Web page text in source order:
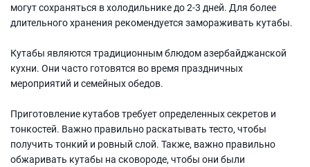
могут сохраняться в холодильнике до 2-3 дней. Для более
длительного хранения рекомендуется замораживать кутабы.
Кутабы являются традиционным блюдом азербайджанской
кухни. Они часто готовятся во время праздничных
мероприятий и семейных обедов.
Приготовление кутабов требует определенных секретов и
тонкостей. Важно правильно раскатывать тесто, чтобы
получить тонкий и ровный слой. Также, важно правильно
обжаривать кутабы на сковороде, чтобы они были